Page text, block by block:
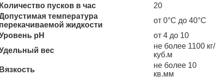
пусков в час
20
температура
жидкости
от 0°C до 40°C
рН
от 4 до 10
вес
не более 1100 кг/
куб.м
не более 10
кв.мм